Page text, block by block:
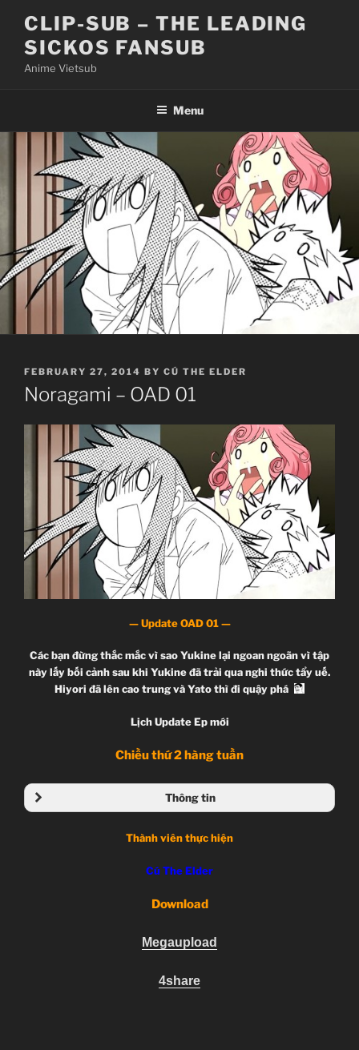
content
CLIP-SUB – THE LEADING
SICKOS FANSUB
Anime Vietsub
Menu
POSTED
ON
FEBRUARY 27, 2014 BY CÚ THE ELDER
Noragami – OAD 01
— Update OAD 01 —
Các bạn đừng thắc mắc vì sao Yukine lại ngoan ngoãn vì tập
này lấy bối cảnh sau khi Yukine đã trải qua nghi thức tẩy uế.
Hiyori đã lên cao trung và Yato thì đi quậy phá
Lịch Update Ep mới
Chiều thứ 2 hàng tuần
Thông tin
Unknown, TV Series
Bones
Action, Adventure, Comedy, Manga, Seinen
Thành viên thực hiện
Cú The Elder
Download
Megaupload
4share